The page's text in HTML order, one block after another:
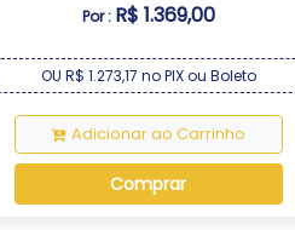
Por : R$ 1.369,00
OU R$ 1.273,17 no PIX ou Boleto
Adicionar ao Carrinho
Comprar